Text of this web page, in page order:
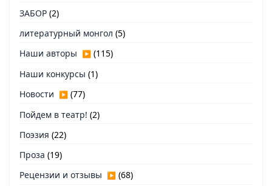
ЗАБОР (2)
литературный монгол (5)
Наши авторы ▶ (115)
Наши конкурсы (1)
Новости ▶ (77)
Пойдем в театр! (2)
Поэзия (22)
Проза (19)
Рецензии и отзывы ▶ (68)